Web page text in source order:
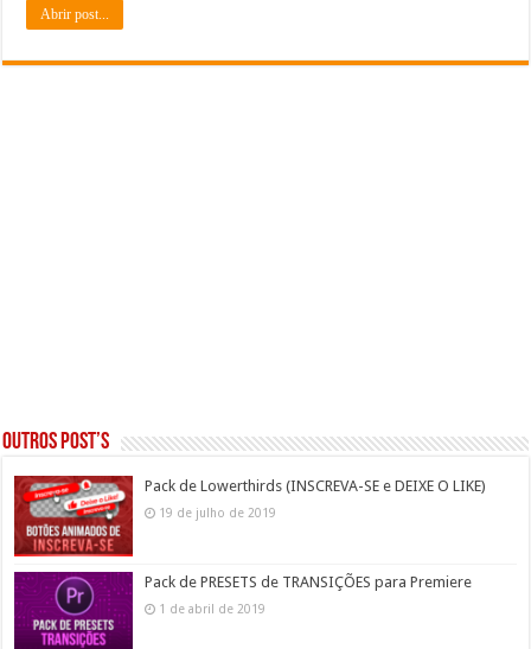
Abrir post...
Outros post’s
Pack de Lowerthirds (INSCREVA-SE e DEIXE O LIKE)
19 de julho de 2019
Pack de PRESETS de TRANSIÇÕES para Premiere
1 de abril de 2019